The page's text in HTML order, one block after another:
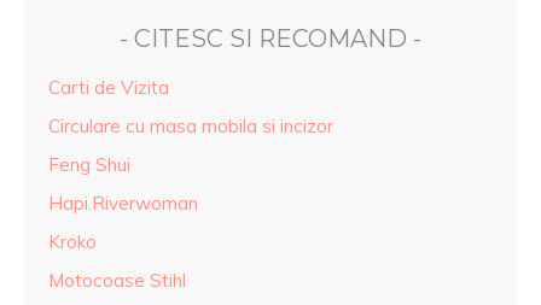
- CITESC SI RECOMAND -
Carti de Vizita
Circulare cu masa mobila si incizor
Feng Shui
Hapi.Riverwoman
Kroko
Motocoase Stihl